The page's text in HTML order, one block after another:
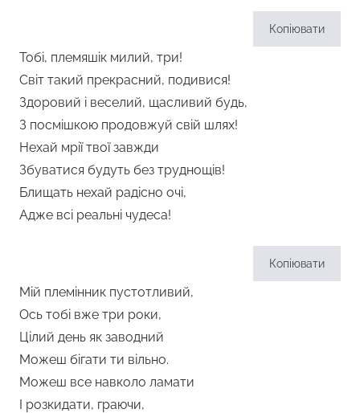
Копіювати
Тобі, племяшік милий, три!
Світ такий прекрасний, подивися!
Здоровий і веселий, щасливий будь,
З посмішкою продовжуй свій шлях!
Нехай мрії твої завжди
Збуватися будуть без труднощів!
Блищать нехай радісно очі,
Адже всі реальні чудеса!
Копіювати
Мій племінник пустотливий,
Ось тобі вже три роки,
Цілий день як заводний
Можеш бігати ти вільно.
Можеш все навколо ламати
І розкидати, граючи,